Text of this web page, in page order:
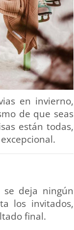
en invierno,
de que seas
están todas,
deja ningún
los invitados,
final.